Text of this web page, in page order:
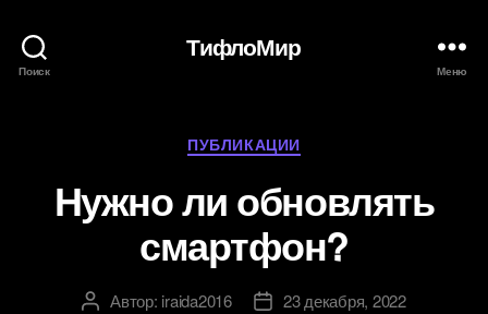
Поиск
ТифлоМир
Меню
Рубрики
ПУБЛИКАЦИИ
Нужно ли обновлять
смартфон?
АвторАвтор: iraida2016
Дата23 декабря, 2022